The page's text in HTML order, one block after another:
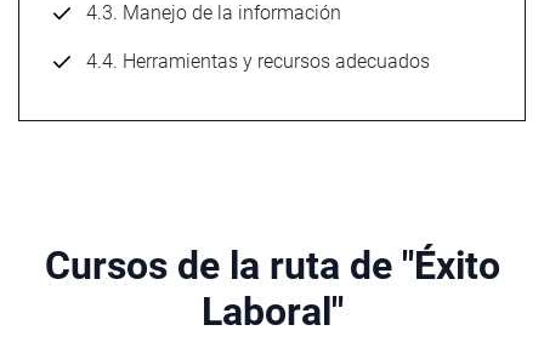
4.3. Manejo de la información
4.4. Herramientas y recursos adecuados
Cursos de la ruta de "Éxito
Laboral"